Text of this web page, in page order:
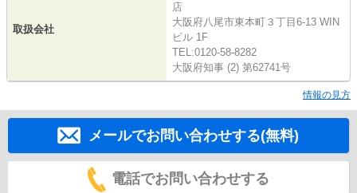
取扱会社
店
大阪府八尾市東本町３丁目6-13 WIN
ビル 1F
TEL:0120-58-8282
大阪府知事 (2) 第62741号
情報の見方
メールでお問い合わせする(無料)
電話でお問い合わせする